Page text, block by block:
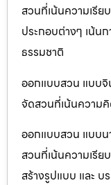
สวนที่เน้นความเรี
ประกอบต่างๆ เน้นก
ธรรมชาติ
ออกแบบสวน แบบ
จัดสวนที่เน้นความคิ
ออกแบบสวน แบบ
สวนที่เน้นความเรีย
สร้างรูปแบบ และ บ